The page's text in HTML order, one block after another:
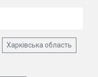
Харківська область